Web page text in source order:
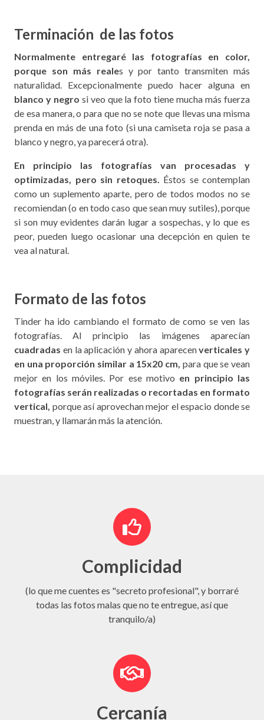
Terminación de las fotos
Normalmente entregaré las fotografías en color,
porque son más reales y por tanto transmiten más
naturalidad. Excepcionalmente puedo hacer alguna en
blanco y negro si veo que la foto tiene mucha más fuerza
de esa manera, o para que no se note que llevas una misma
prenda en más de una foto (si una camiseta roja se pasa a
blanco y negro, ya parecerá otra).
En principio las fotografías van procesadas y
optimizadas, pero sin retoques. Éstos se contemplan
como un suplemento aparte, pero de todos modos no se
recomiendan (o en todo caso que sean muy sutiles), porque
si son muy evidentes darán lugar a sospechas, y lo que es
peor, pueden luego ocasionar una decepción en quien te
vea al natural.
Formato de las fotos
Tinder ha ido cambiando el formato de como se ven las
fotografías. Al principio las imágenes aparecían
cuadradas en la aplicación y ahora aparecenverticales y
en una proporción similar a 15x20 cm, para que se vean
mejor en los móviles. Por ese motivo en principio las
fotografías serán realizadas o recortadas en formato
vertical, porque así aprovechan mejor el espacio donde se
muestran, y llamarán más la atención.
Complicidad
(lo que me cuentes es "secreto profesional", y borraré
todas las fotos malas que no te entregue, así que
tranquilo/a)
Cercanía